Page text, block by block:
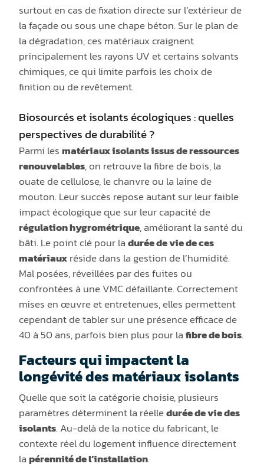
surtout en cas de fixation directe sur l’extérieur de
la façade ou sous une chape béton. Sur le plan de
la dégradation, ces matériaux craignent
principalement les rayons UV et certains solvants
chimiques, ce qui limite parfois les choix de
finition ou de revêtement.
Biosourcés et isolants écologiques : quelles
perspectives de durabilité ?
Parmi lesmatériaux isolants issus de ressources
renouvelables, on retrouve la fibre de bois, la
ouate de cellulose, le chanvre ou la laine de
mouton. Leur succès repose autant sur leur faible
impact écologique que sur leur capacité de
régulation hygrométrique, améliorant la santé du
bâti. Le point clé pour ladurée de vie de ces
matériauxréside dans la gestion de l’humidité.
Mal posées, réveillées par des fuites ou
confrontées à une VMC défaillante. Correctement
mises en œuvre et entretenues, elles permettent
cependant de tabler sur une présence efficace de
40 à 50 ans, parfois bien plus pour lafibre de bois.
Facteurs qui impactent la
longévité des matériaux isolants
Quelle que soit la catégorie choisie, plusieurs
paramètres déterminent la réelledurée de vie des
isolants. Au-delà de la notice du fabricant, le
contexte réel du logement influence directement
lapérennité de l’installation.